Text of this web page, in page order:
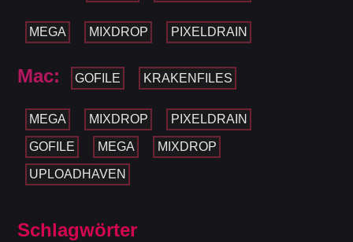
MEGA MIXDROP PIXELDRAIN
Mac: GOFILE KRAKENFILES
MEGA MIXDROP PIXELDRAIN
GOFILE MEGA MIXDROP
UPLOADHAVEN
Schlagwörter